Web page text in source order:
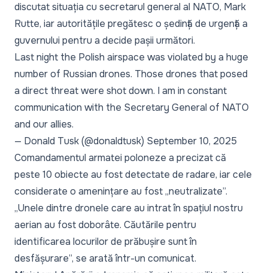
discutat situația cu secretarul general al NATO, Mark
Rutte, iar autoritățile pregătesc o ședință de urgență a
guvernului pentru a decide pașii următori.
Last night the Polish airspace was violated by a huge
number of Russian drones. Those drones that posed
a direct threat were shot down. I am in constant
communication with the Secretary General of NATO
and our allies.
— Donald Tusk (@donaldtusk) September 10, 2025
Comandamentul armatei poloneze a precizat că
peste 10 obiecte au fost detectate de radare, iar cele
considerate o amenințare au fost „neutralizate”.
„Unele dintre dronele care au intrat în spațiul nostru
aerian au fost doborâte. Căutările pentru
identificarea locurilor de prăbușire sunt în
desfășurare”, se arată într-un comunicat.